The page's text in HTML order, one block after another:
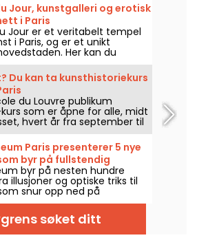
Jour, kunstgalleri og erotisk
i Paris
Jour er et veritabelt tempel
i Paris, og er et unikt
Her kan du
som fremhever skjønnheten i
kvinnelige kroppen
til kunstnere fra 1800- og
til noen mer moderne
Du kan ta kunsthistoriekurs
du Louvre publikum
som er åpne for alle, midt
hvert år fra september til
også gratis foredrag
vei til å bli skikkelig
Paris presenterer 5 nye
byr på fullstendig
i tillegg til Café
byr på nesten hundre
illusjoner og optiske triks til
snur opp ned på
rett i hjertet av Paris. Du
å bli lurt, og ta
i fotohjørnet. Fem nye,
har blitt lagt til
søket ditt